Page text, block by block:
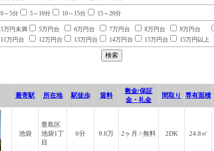
0～5分 5～10分 10～15分 15～20分
5万円未満 5万円台 6万円台 7万円台 8万円台 9万円台
11万円台
12万円台 13万円台 14万円台 15万円台 15万円以上
最寄駅 所在地 駅徒歩 賃料
敷金/保証
金・礼金
間取り 専有面積
池袋
豊島区
池袋1丁
目
6分 9.8万 2ヶ月 /-無料 2DK 24.8㎡